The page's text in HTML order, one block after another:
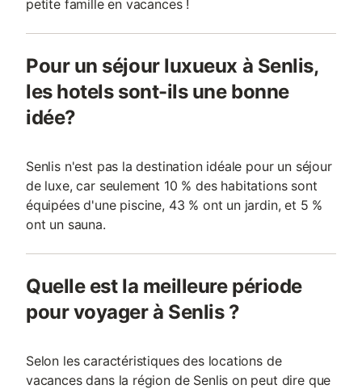
petite famille en vacances !
Pour un séjour luxueux à Senlis,
les hotels sont-ils une bonne
idée?
Senlis n'est pas la destination idéale pour un séjour
de luxe, car seulement 10 % des habitations sont
équipées d'une piscine, 43 % ont un jardin, et 5 %
ont un sauna.
Quelle est la meilleure période
pour voyager à Senlis ?
Selon les caractéristiques des locations de
vacances dans la région de Senlis on peut dire que